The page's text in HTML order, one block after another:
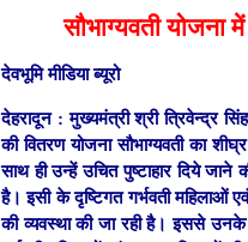
सौभाग्यवती
देवभूमि मीडिया ब्यूरो
देहरादून : मुख्यमंत्री श्री त्रिवेन्द्र
की वितरण योजना सौभाग्यवती का
साथ ही उन्हें उचित पुष्टाहार दिये
है। इसी के दृष्टिगत गर्भवती
की व्यवस्था की जा रही है। इससे